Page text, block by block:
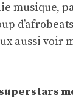
musique,
aussi voir